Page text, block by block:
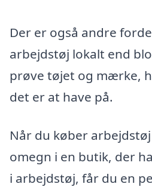
Der er også andre
arbejdstøj lokalt end
prøve tøjet og mærke,
det er at have på.
Når du køber
omegn i en butik, der
i arbejdstøj, får du en